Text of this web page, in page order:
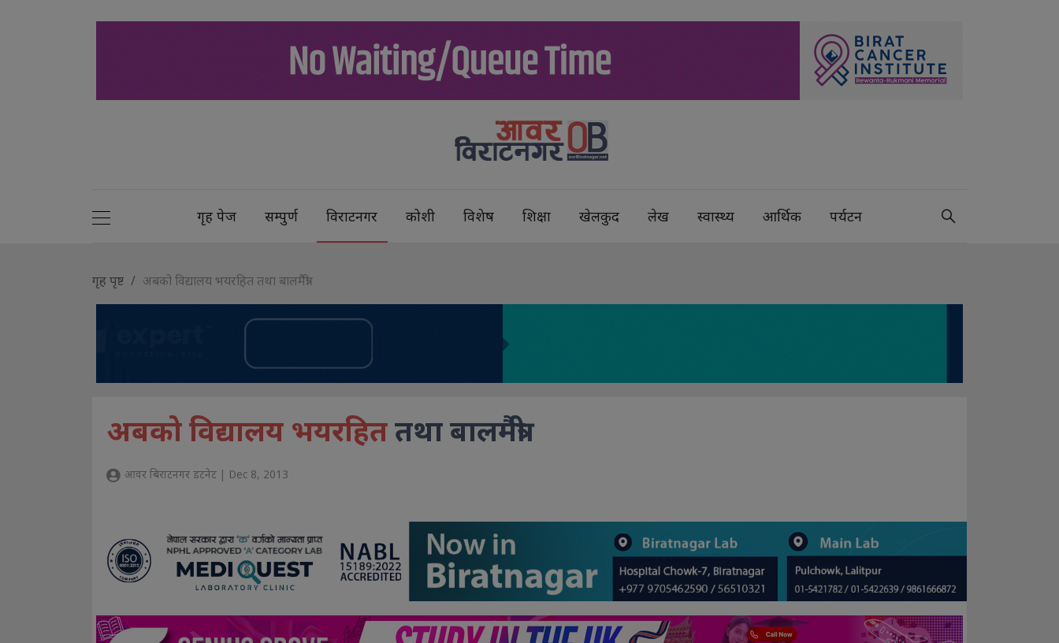
गृह पेज सम्पुर्ण विराटनगर कोशी विशेष शिक्षा खेलकुद लेख स्वास्थ्य आर्थिक पर्यटन
गृह पृष्ट अबको विद्यालय भयरहित तथा बालमैत्री
अबको विद्यालय भयरहिततथा बालमैत्री
आवर बिराटनगर डटनेट | Dec 8, 2013